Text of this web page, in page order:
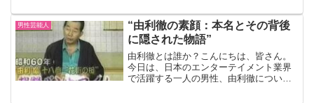
小さな科学者たちとその母親の物語を通
じて、このテーマを掘り下げ...
男性芸能人
“由利徹の素顔：本名とその背後
に隠された物語”
由利徹とは誰か？こんにちは、皆さん。
今日は、日本のエンターテイメント業界
で活躍する一人の男性、由利徹について